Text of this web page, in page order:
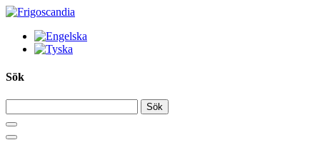
Hoppa
innehållet
Sök